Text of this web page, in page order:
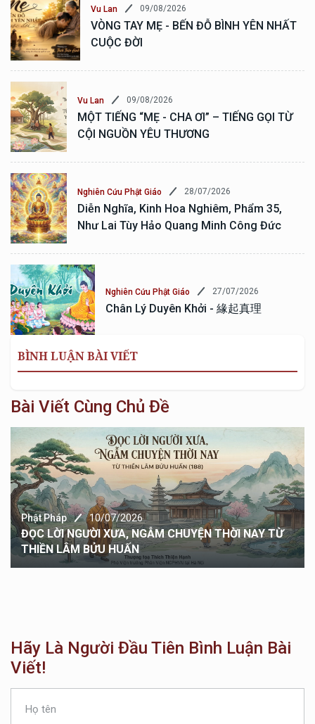
Vu Lan 09/08/2026
VÒNG TAY MẸ - BẾN ĐỖ BÌNH YÊN NHẤT
CUỘC ĐỜI
Vu Lan 09/08/2026
MỘT TIẾNG “MẸ - CHA ƠI” – TIẾNG GỌI TỪ
CỘI NGUỒN YÊU THƯƠNG
Nghiên Cứu Phật Giáo 28/07/2026
Diễn Nghĩa, Kinh Hoa Nghiêm, Phẩm 35,
Như Lai Tùy Hảo Quang Minh Công Đức
Nghiên Cứu Phật Giáo 27/07/2026
Chân Lý Duyên Khởi - 緣起真理
BÌNH LUẬN BÀI VIẾT
Bài Viết Cùng Chủ Đề
Phật Pháp 10/07/2026
ĐỌC LỜI NGƯỜI XƯA, NGẪM CHUYỆN THỜI NAY TỪ
THIỀN LÂM BỬU HUẤN
Hãy Là Người Đầu Tiên Bình Luận Bài
Viết!